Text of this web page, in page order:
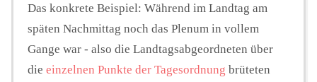
Das konkrete Beispiel: Während im Landtag am
späten Nachmittag noch das Plenum in vollem
Gange war - also die Landtagsabgeordneten über
die einzelnen Punkte der Tagesordnung brüteten